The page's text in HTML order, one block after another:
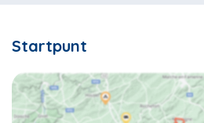
Startpunt